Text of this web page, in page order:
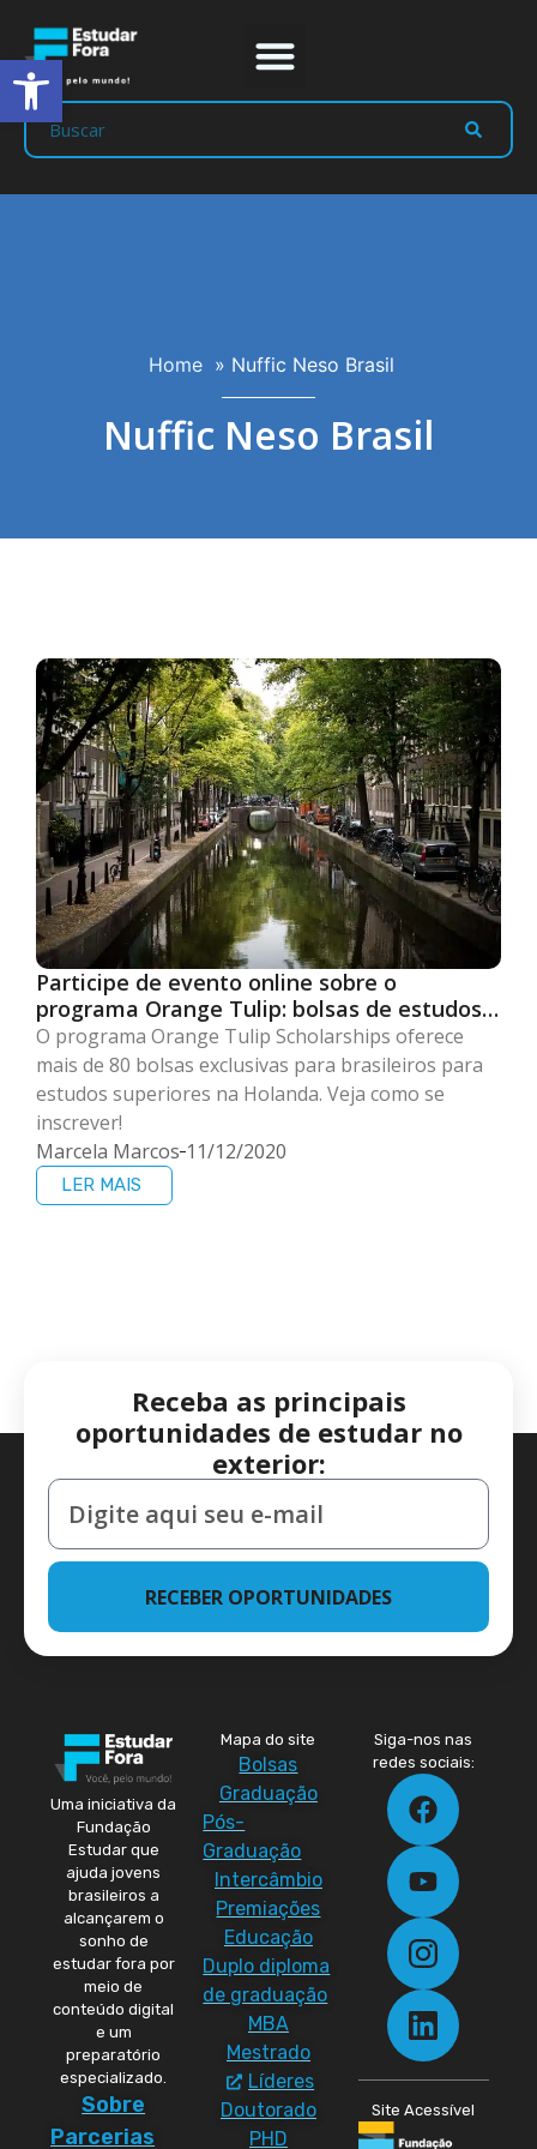
Home » Nuffic Neso Brasil
Nuffic Neso Brasil
Participe de evento online sobre o
programa Orange Tulip: bolsas de estudos
na Holanda exclusivas para brasileiros
O programa Orange Tulip Scholarships oferece
mais de 80 bolsas exclusivas para brasileiros para
estudos superiores na Holanda. Veja como se
inscrever!
Marcela Marcos 11/12/2020
LER MAIS
Receba as principais
oportunidades de estudar no
exterior:
RECEBER OPORTUNIDADES
Uma iniciativa da
Fundação
Estudar que
ajuda jovens
brasileiros a
alcançarem o
sonho de
estudar fora por
meio de
conteúdo digital
e um
preparatório
especializado.
Sobre
Parcerias
Mapa do site
Bolsas
Graduação
Pós-
Graduação
Intercâmbio
Premiações
Educação
Duplo diploma
de graduação
MBA
Mestrado
Líderes
Doutorado
PHD
Siga-nos nas
redes sociais:
Site Acessível
Abrir a barra de ferramentas